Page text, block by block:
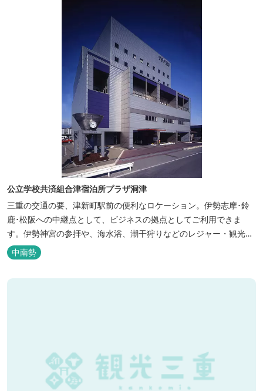
公立学校共済組合津宿泊所プラザ洞津
三重の交通の要、津新町駅前の便利なロケーション。伊勢志摩･鈴
鹿･松阪への中継点として、ビジネスの拠点としてご利用できま
す。伊勢神宮の参拝や、海水浴、潮干狩りなどのレジャー・観光に
も最適です。
中南勢